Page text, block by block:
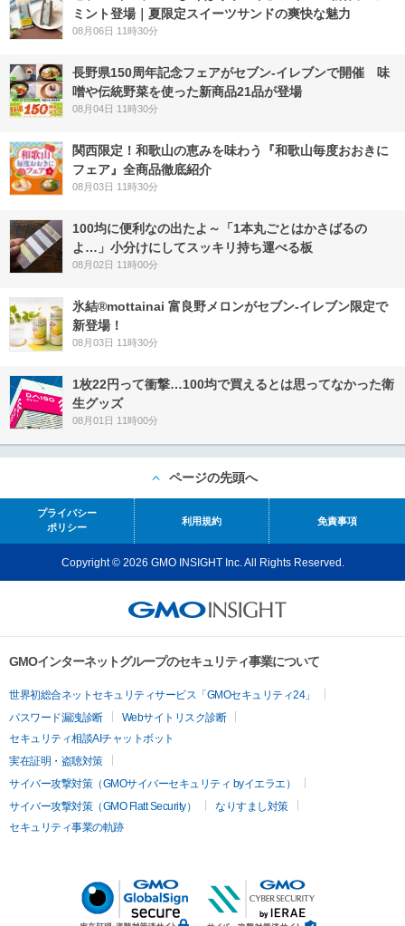
ミント登場｜夏限定スイーツサンドの爽快な魅力
08月06日 11時30分
長野県150周年記念フェアがセブン-イレブンで開催 味
噌や伝統野菜を使った新商品21品が登場
08月04日 11時30分
関西限定！和歌山の恵みを味わう『和歌山毎度おおきに
フェア』全商品徹底紹介
08月03日 11時30分
100均に便利なの出たよ～「1本丸ごとはかさばるの
よ…」小分けにしてスッキリ持ち運べる板
08月02日 11時00分
氷結®mottainai 富良野メロンがセブン‐イレブン限定で
新登場！
08月03日 11時30分
1枚22円って衝撃…100均で買えるとは思ってなかった衛
生グッズ
08月01日 11時00分
ページの先頭へ
プライバシー
ポリシー
利用規約 免責事項
Copyright © 2026 GMO INSIGHT Inc. All Rights Reserved.
GMOインターネットグループのセキュリティ事業について
世界初総合ネットセキュリティサービス「GMOセキュリティ24」
パスワード漏洩診断
Webサイトリスク診断
セキュリティ相談AIチャットボット
実在証明・盗聴対策
サイバー攻撃対策（GMOサイバーセキュリティ byイエラエ）
サイバー攻撃対策（GMO Flatt Security）
なりすまし対策
セキュリティ事業の軌跡